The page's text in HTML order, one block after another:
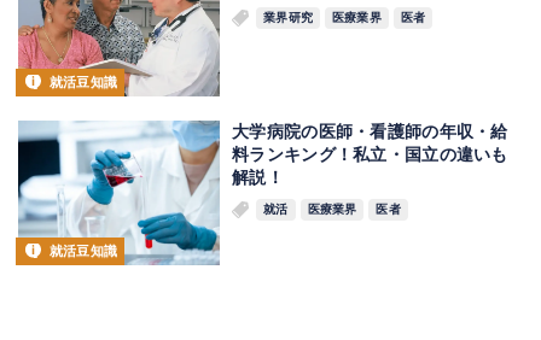
就活豆知識
業界研究 医療業界 医者
就活豆知識
大学病院の医師・看護師の年収・給
料ランキング！私立・国立の違いも
解説！
就活 医療業界 医者